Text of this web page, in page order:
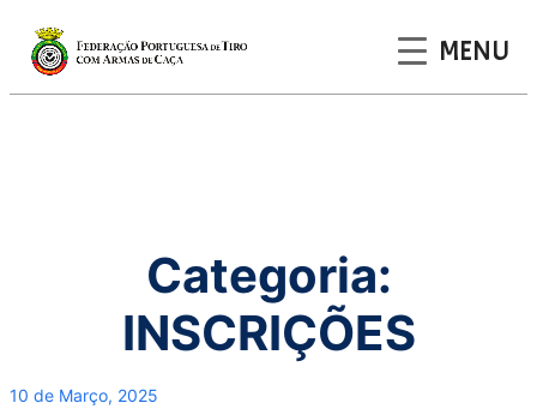
MENU
Categoria:
INSCRIÇÕES
10 de Março, 2025